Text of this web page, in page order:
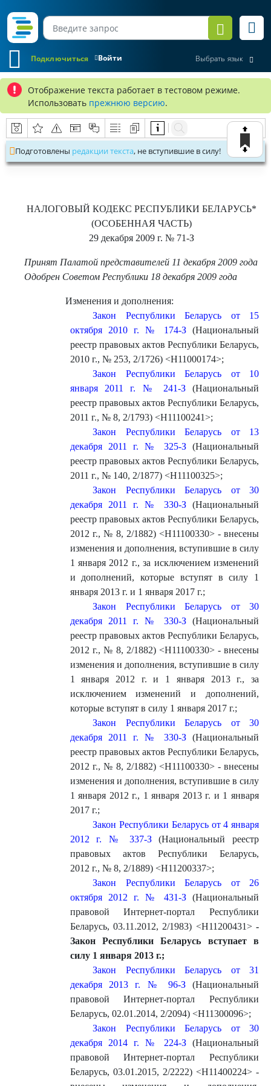
Войти
Подключиться Выбрать язык
Отображение текста работает в тестовом режиме.
Использовать прежнюю версию.
Подготовлены редакции текста, не вступившие в силу!
НАЛОГОВЫЙ КОДЕКС РЕСПУБЛИКИ БЕЛАРУСЬ*
(ОСОБЕННАЯ ЧАСТЬ)
29 декабря 2009 г. № 71-З
Принят Палатой представителей 11 декабря 2009 года
Одобрен Советом Республики 18 декабря 2009 года
Изменения и дополнения:
Закон Республики Беларусь от 15
октября 2010 г. № 174-З(Национальный
реестр правовых актов Республики Беларусь,
2010 г., № 253, 2/1726) <H11000174>;
Закон Республики Беларусь от 10
января 2011 г. № 241-З(Национальный
реестр правовых актов Республики Беларусь,
2011 г., № 8, 2/1793) <H11100241>;
Закон Республики Беларусь от 13
декабря 2011 г. № 325-З(Национальный
реестр правовых актов Республики Беларусь,
2011 г., № 140, 2/1877) <H11100325>;
Закон Республики Беларусь от 30
декабря 2011 г. № 330-З(Национальный
реестр правовых актов Республики Беларусь,
2012 г., № 8, 2/1882) <H11100330> - внесены
изменения и дополнения, вступившие в силу
1 января 2012 г., за исключением изменений
и дополнений, которые вступят в силу 1
января 2013 г. и 1 января 2017 г.;
Закон Республики Беларусь от 30
декабря 2011 г. № 330-З(Национальный
реестр правовых актов Республики Беларусь,
2012 г., № 8, 2/1882) <H11100330> - внесены
изменения и дополнения, вступившие в силу
1 января 2012 г. и 1 января 2013 г., за
исключением изменений и дополнений,
которые вступят в силу 1 января 2017 г.;
Закон Республики Беларусь от 30
декабря 2011 г. № 330-З(Национальный
реестр правовых актов Республики Беларусь,
2012 г., № 8, 2/1882) <H11100330> - внесены
изменения и дополнения, вступившие в силу
1 января 2012 г., 1 января 2013 г. и 1 января
2017 г.;
Закон Республики Беларусь от 4 января
2012 г. № 337-З(Национальный реестр
правовых актов Республики Беларусь,
2012 г., № 8, 2/1889) <H11200337>;
Закон Республики Беларусь от 26
октября 2012 г. № 431-З(Национальный
правовой Интернет-портал Республики
Беларусь, 03.11.2012, 2/1983) <H11200431>-
Закон Республики Беларусь вступает в
силу 1 января 2013 г.;
Закон Республики Беларусь от 31
декабря 2013 г. № 96-З(Национальный
правовой Интернет-портал Республики
Беларусь, 02.01.2014, 2/2094) <H11300096>;
Закон Республики Беларусь от 30
декабря 2014 г. № 224-З(Национальный
правовой Интернет-портал Республики
Беларусь, 03.01.2015, 2/2222) <H11400224> -